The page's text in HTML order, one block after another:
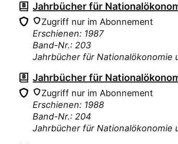
Jahrbücher für
Zugriff nur im Abonnement
Erschienen: 1987
Band-Nr.: 203
Jahrbücher für Nationalökonomie
Jahrbücher für
Zugriff nur im Abonnement
Erschienen: 1988
Band-Nr.: 204
Jahrbücher für Nationalökonomie